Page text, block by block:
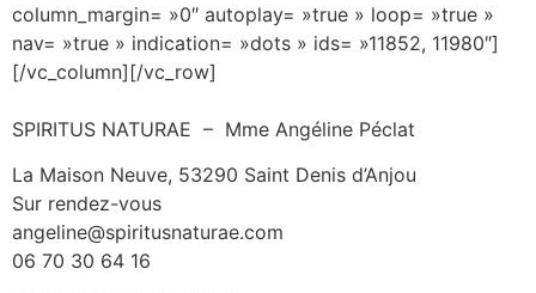
column_margin= »0″ autoplay= »true » loop= »true »
nav= »true » indication= »dots » ids= »11852, 11980″]
[/vc_column][/vc_row]
SPIRITUS NATURAE – Mme Angéline Péclat
La Maison Neuve, 53290 Saint Denis d’Anjou
Sur rendez-vous
angeline@spiritusnaturae.com
06 70 30 64 16